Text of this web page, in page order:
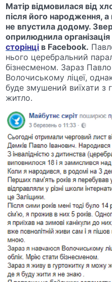
Матір відмовилася від
після його народження, а
не впустила додому.
оприлюднила організація
сторінці в Facebook.
нього церебральний
бізнесменом. Зараз
Волочиському ліцеї,
буде змушений виїхати з
житло.